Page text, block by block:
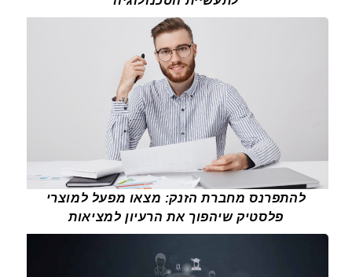
להתפרנס מחברת הזנק: מצאו מפעל למוצרי
פלסטיק שיהפוך את הרעיון למציאות